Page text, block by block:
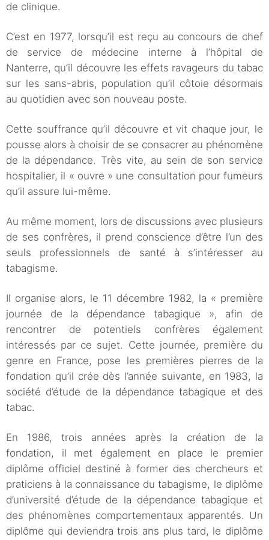
de clinique.
C’est en 1977, lorsqu’il est reçu au concours de chef
de service de médecine interne à l’hôpital de
Nanterre, qu’il découvre les effets ravageurs du tabac
sur les sans-abris, population qu’il côtoie désormais
au quotidien avec son nouveau poste.
Cette souffrance qu’il découvre et vit chaque jour, le
pousse alors à choisir de se consacrer au phénomène
de la dépendance. Très vite, au sein de son service
hospitalier, il « ouvre » une consultation pour fumeurs
qu’il assure lui-même.
Au même moment, lors de discussions avec plusieurs
de ses confrères, il prend conscience d’être l’un des
seuls professionnels de santé à s’intéresser au
tabagisme.
Il organise alors, le 11 décembre 1982, la « première
journée de la dépendance tabagique », afin de
rencontrer de potentiels confrères également
intéressés par ce sujet. Cette journée, première du
genre en France, pose les premières pierres de la
fondation qu’il crée dès l’année suivante, en 1983, la
société d’étude de la dépendance tabagique et des
tabac.
En 1986, trois années après la création de la
fondation, il met également en place le premier
diplôme officiel destiné à former des chercheurs et
praticiens à la connaissance du tabagisme, le diplôme
d’université d’étude de la dépendance tabagique et
des phénomènes comportementaux apparentés. Un
diplôme qui deviendra trois ans plus tard, le diplôme